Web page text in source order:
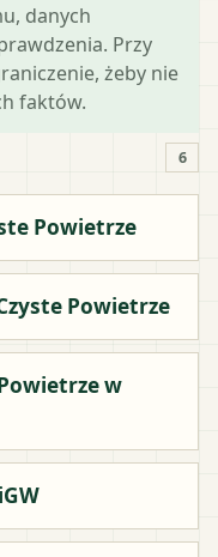
danych
Przy
żeby nie
faktów.
6
Powietrze
Powietrze
w